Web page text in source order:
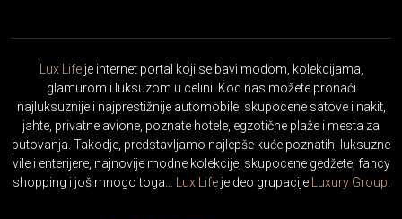
Lux Lifeje internet portal koji se bavi modom, kolekcijama,
glamurom i luksuzom u celini. Kod nas možete pronaći
najluksuznije i najprestižnije automobile, skupocene satove i nakit,
jahte, privatne avione, poznate hotele, egzotične plaže i mesta za
putovanja. Takodje, predstavljamo najlepše kuće poznatih, luksuzne
vile i enterijere, najnovije modne kolekcije, skupocene gedžete, fancy
shopping i još mnogo toga…
Lux Lifeje deo grupacije Luxury Group